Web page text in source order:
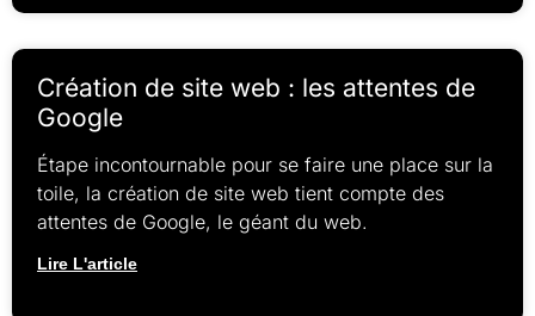
Création de site web : les attentes de
Google
Étape incontournable pour se faire une place sur la
toile, la création de site web tient compte des
attentes de Google, le géant du web.
Lire L'article